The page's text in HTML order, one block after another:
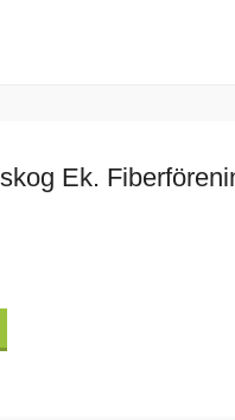
Ek.